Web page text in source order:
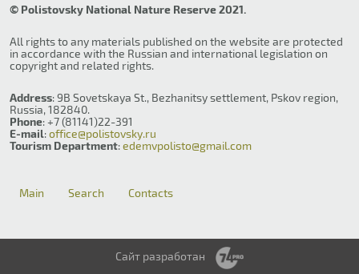
© Polistovsky National Nature Reserve 2021.
All rights to any materials published on the website are protected
in accordance with the Russian and international legislation on
copyright and related rights.
Address: 9B Sovetskaya St., Bezhanitsy settlement, Pskov region,
Russia, 182840.
Phone: +7 (81141)22-391
E-mail:office@polistovsky.ru
Tourism Department:edemvpolisto@gmail.com
Main Search Contacts
Сайт разработан